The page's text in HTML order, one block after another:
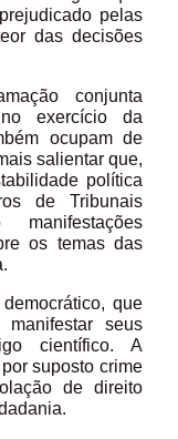
pelas
das decisões
conjunta
exercício da
ocupam de
salientar que,
política
de Tribunais
manifestações
os temas das
que
seus
científico. A
suposto crime
de direito